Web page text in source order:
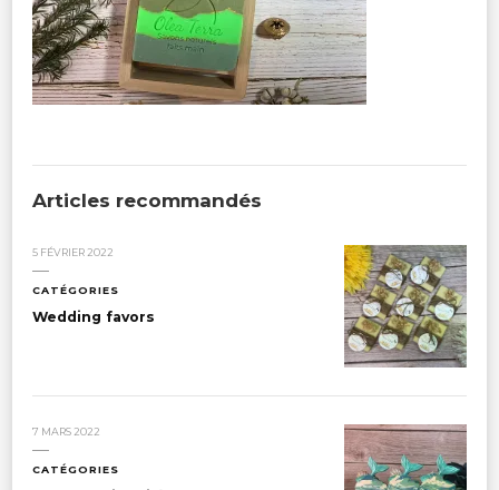
Articles recommandés
5 FÉVRIER 2022
CATÉGORIES
Wedding favors
7 MARS 2022
CATÉGORIES